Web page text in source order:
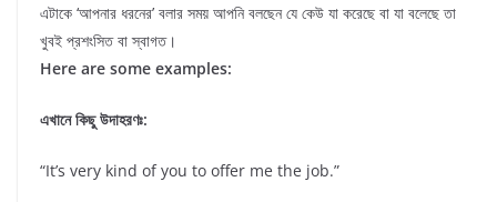
এটাকে ‘আপনার ধরনের’ বলার সময় আপনি বলছেন যে কেউ যা করেছে বা যা বলেছে তা
খুবই প্রশংসিত বা স্বাগত।
Here are some examples:
এখানে কিছু উদাহরণঃ:
“It’s very kind of you to offer me the job.”